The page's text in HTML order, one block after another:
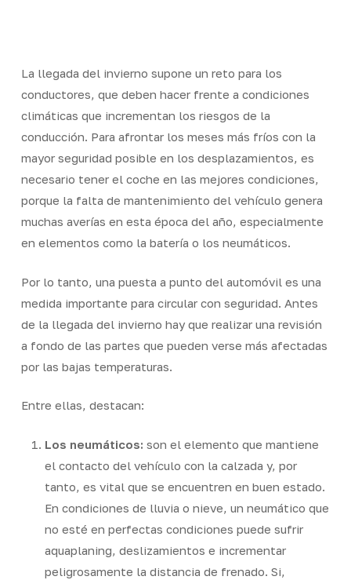
contentLa llegada del invierno supone un reto para los
conductores, que deben hacer frente a condiciones
climáticas que incrementan los riesgos de la
conducción. Para afrontar los meses más fríos con la
mayor seguridad posible en los desplazamientos, es
necesario tener el coche en las mejores condiciones,
porque la falta de mantenimiento del vehículo genera
muchas averías en esta época del año, especialmente
en elementos como la batería o los neumáticos.
Por lo tanto, una puesta a punto del automóvil es una
medida importante para circular con seguridad. Antes
de la llegada del invierno hay que realizar una revisión
a fondo de las partes que pueden verse más afectadas
por las bajas temperaturas.
Entre ellas, destacan:
Los neumáticos: son el elemento que mantiene
el contacto del vehículo con la calzada y, por
tanto, es vital que se encuentren en buen estado.
En condiciones de lluvia o nieve, un neumático que
no esté en perfectas condiciones puede sufrir
aquaplaning , deslizamientos e incrementar
peligrosamente la distancia de frenado. Si,